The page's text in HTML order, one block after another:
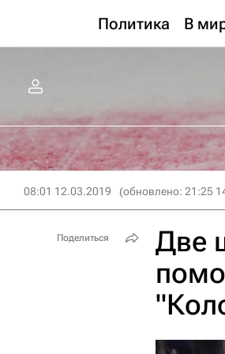
Политика В
08:01 12.03.2019 (обновлено: 21:25
Две
Поделиться